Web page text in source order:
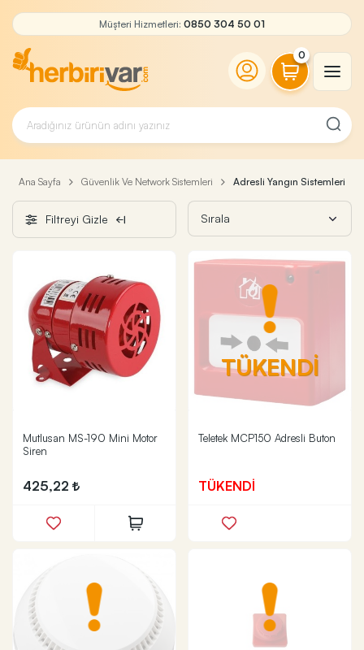
Müşteri Hizmetleri: 0850 304 50 01
0
Ana Sayfa Güvenlik Ve Network Sistemleri Adresli Yangın Sistemleri
Filtreyi Gizle
Mutlusan MS-190 Mini Motor
Siren
425,22
TÜKENDİ
Teletek MCP150 Adresli Buton
TÜKENDİ